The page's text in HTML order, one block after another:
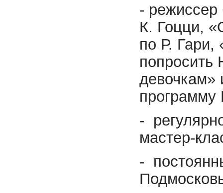
- режиссер
К. Гоцци,
по Р.
попросить
девочкам»
программу
-
мастер-
-